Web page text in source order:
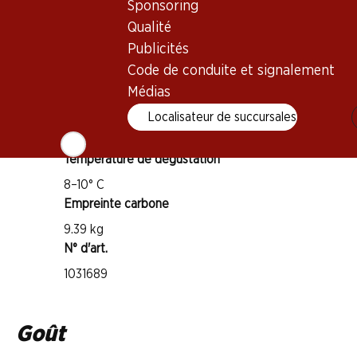
Sponsoring
Qualité
Publicités
Code de conduite et signalement
Médias
Localisateur de succursales
Sauvignon Blanc
Température de dégustation
8–10° C
Empreinte carbone
9.39 kg
N° d'art.
1031689
Goût